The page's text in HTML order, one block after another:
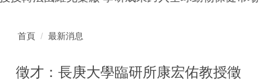
首頁 最新消息
徵才：長庚大學臨研所康宏佑教授徵